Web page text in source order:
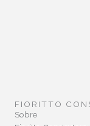
FIORITTO
Sobre